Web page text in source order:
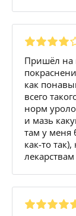
Пришёл на
как
всего
норм
и мазь
там у меня
как-то
лекарствам